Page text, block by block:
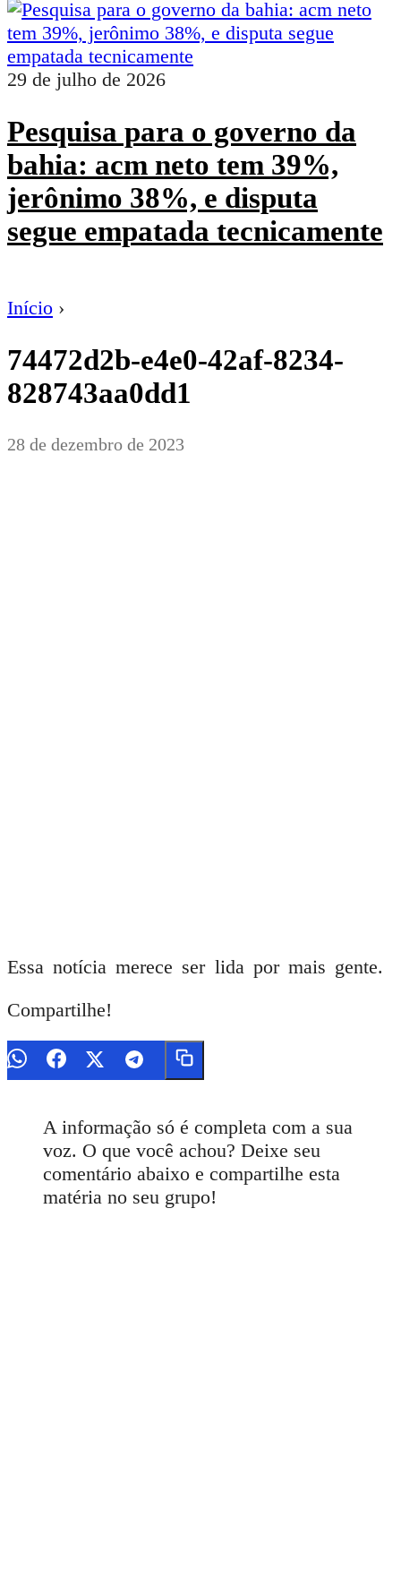
29 de julho de 2026
Pesquisa para o governo da
bahia: acm neto tem 39%,
jerônimo 38%, e disputa
segue empatada tecnicamente
Início ›
74472d2b-e4e0-42af-8234-
828743aa0dd1
28 de dezembro de 2023
Essa notícia merece ser lida por mais gente.
Compartilhe!
A informação só é completa com a sua
voz. O que você achou? Deixe seu
comentário abaixo e compartilhe esta
matéria no seu grupo!